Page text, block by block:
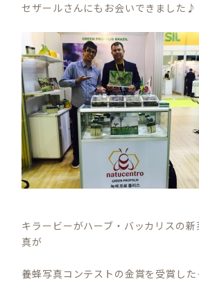
セザールさんにもお会いできました♪
キラービーがハーブ・バッカリスの
真が
養蜂写真コンテストの金賞を受賞し